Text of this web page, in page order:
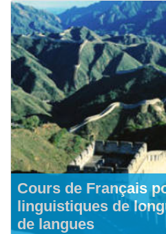
Cours de Français
linguistiques de
de langues